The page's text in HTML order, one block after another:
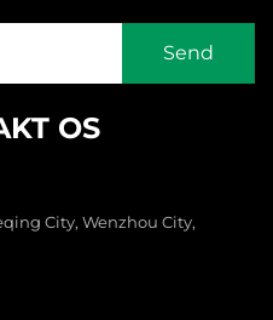
OS
City, Wenzhou City,